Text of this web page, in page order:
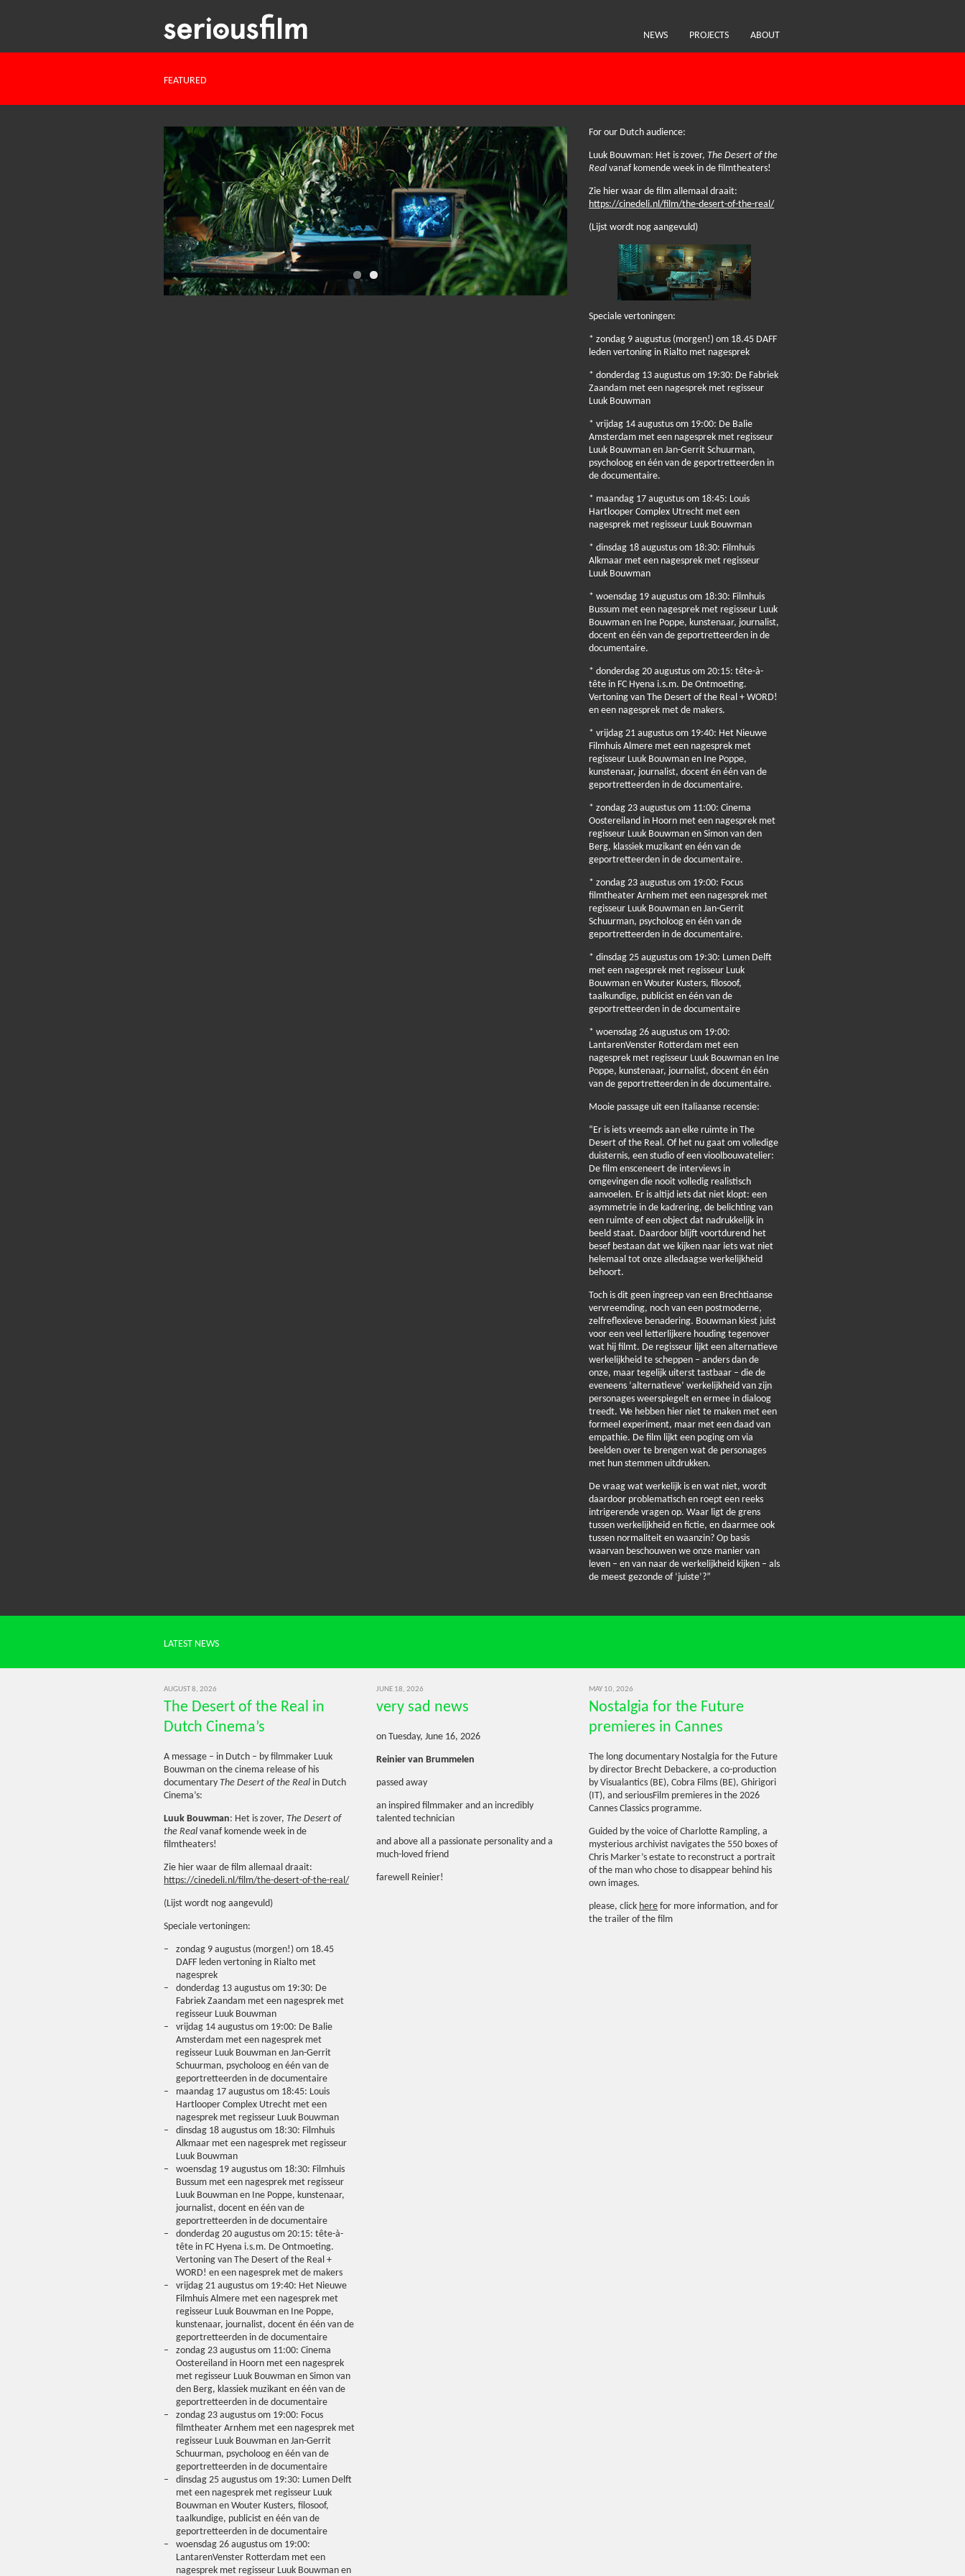
NEWS PROJECTS ABOUT
FEATURED
For our Dutch audience:
Luuk Bouwman: Het is zover, The Desert of the
Real vanaf komende week in de filmtheaters!
Zie hier waar de film allemaal draait:
https://cinedeli.nl/film/the-desert-of-the-real/
(Lijst wordt nog aangevuld)
Speciale vertoningen:
* zondag 9 augustus (morgen!) om 18.45 DAFF
leden vertoning in Rialto met nagesprek
* donderdag 13 augustus om 19:30: De Fabriek
Zaandam met een nagesprek met regisseur
Luuk Bouwman
* vrijdag 14 augustus om 19:00: De Balie
Amsterdam met een nagesprek met regisseur
Luuk Bouwman en Jan-Gerrit Schuurman,
psycholoog en één van de geportretteerden in
de documentaire.
* maandag 17 augustus om 18:45: Louis
Hartlooper Complex Utrecht met een
nagesprek met regisseur Luuk Bouwman
* dinsdag 18 augustus om 18:30: Filmhuis
Alkmaar met een nagesprek met regisseur
Luuk Bouwman
* woensdag 19 augustus om 18:30: Filmhuis
Bussum met een nagesprek met regisseur Luuk
Bouwman en Ine Poppe, kunstenaar, journalist,
docent en één van de geportretteerden in de
documentaire.
* donderdag 20 augustus om 20:15: tête-à-
tête in FC Hyena i.s.m. De Ontmoeting.
Vertoning van The Desert of the Real + WORD!
en een nagesprek met de makers.
* vrijdag 21 augustus om 19:40: Het Nieuwe
Filmhuis Almere met een nagesprek met
regisseur Luuk Bouwman en Ine Poppe,
kunstenaar, journalist, docent én één van de
geportretteerden in de documentaire.
* zondag 23 augustus om 11:00: Cinema
Oostereiland in Hoorn met een nagesprek met
regisseur Luuk Bouwman en Simon van den
Berg, klassiek muzikant en één van de
geportretteerden in de documentaire.
* zondag 23 augustus om 19:00: Focus
filmtheater Arnhem met een nagesprek met
regisseur Luuk Bouwman en Jan-Gerrit
Schuurman, psycholoog en één van de
geportretteerden in de documentaire.
* dinsdag 25 augustus om 19:30: Lumen Delft
met een nagesprek met regisseur Luuk
Bouwman en Wouter Kusters, filosoof,
taalkundige, publicist en één van de
geportretteerden in de documentaire
* woensdag 26 augustus om 19:00:
LantarenVenster Rotterdam met een
nagesprek met regisseur Luuk Bouwman en Ine
Poppe, kunstenaar, journalist, docent én één
van de geportretteerden in de documentaire.
Mooie passage uit een Italiaanse recensie:
“Er is iets vreemds aan elke ruimte in The
Desert of the Real. Of het nu gaat om volledige
duisternis, een studio of een vioolbouwatelier:
De film ensceneert de interviews in
omgevingen die nooit volledig realistisch
aanvoelen. Er is altijd iets dat niet klopt: een
asymmetrie in de kadrering, de belichting van
een ruimte of een object dat nadrukkelijk in
beeld staat. Daardoor blijft voortdurend het
besef bestaan dat we kijken naar iets wat niet
helemaal tot onze alledaagse werkelijkheid
behoort.
Toch is dit geen ingreep van een Brechtiaanse
vervreemding, noch van een postmoderne,
zelfreflexieve benadering. Bouwman kiest juist
voor een veel letterlijkere houding tegenover
wat hij filmt. De regisseur lijkt een alternatieve
werkelijkheid te scheppen – anders dan de
onze, maar tegelijk uiterst tastbaar – die de
eveneens ‘alternatieve’ werkelijkheid van zijn
personages weerspiegelt en ermee in dialoog
treedt. We hebben hier niet te maken met een
formeel experiment, maar met een daad van
empathie. De film lijkt een poging om via
beelden over te brengen wat de personages
met hun stemmen uitdrukken.
De vraag wat werkelijk is en wat niet, wordt
daardoor problematisch en roept een reeks
intrigerende vragen op. Waar ligt de grens
tussen werkelijkheid en fictie, en daarmee ook
tussen normaliteit en waanzin? Op basis
waarvan beschouwen we onze manier van
leven – en van naar de werkelijkheid kijken – als
de meest gezonde of ‘juiste’?”
LATEST NEWS
AUGUST 8, 2026
The Desert of the Real in
Dutch Cinema’s
A message – in Dutch – by filmmaker Luuk
Bouwman on the cinema release of his
documentary The Desert of the Real in Dutch
Cinema’s:
Luuk Bouwman: Het is zover, The Desert of
the Real vanaf komende week in de
filmtheaters!
Zie hier waar de film allemaal draait:
https://cinedeli.nl/film/the-desert-of-the-real/
(Lijst wordt nog aangevuld)
Speciale vertoningen:
zondag 9 augustus (morgen!) om 18.45
DAFF leden vertoning in Rialto met
nagesprek
donderdag 13 augustus om 19:30: De
Fabriek Zaandam met een nagesprek met
regisseur Luuk Bouwman
vrijdag 14 augustus om 19:00: De Balie
Amsterdam met een nagesprek met
regisseur Luuk Bouwman en Jan-Gerrit
Schuurman, psycholoog en één van de
geportretteerden in de documentaire
maandag 17 augustus om 18:45: Louis
Hartlooper Complex Utrecht met een
nagesprek met regisseur Luuk Bouwman
dinsdag 18 augustus om 18:30: Filmhuis
Alkmaar met een nagesprek met regisseur
Luuk Bouwman
woensdag 19 augustus om 18:30: Filmhuis
Bussum met een nagesprek met regisseur
Luuk Bouwman en Ine Poppe, kunstenaar,
journalist, docent en één van de
geportretteerden in de documentaire
donderdag 20 augustus om 20:15: tête-à-
tête in FC Hyena i.s.m. De Ontmoeting.
Vertoning van The Desert of the Real +
WORD! en een nagesprek met de makers
vrijdag 21 augustus om 19:40: Het Nieuwe
Filmhuis Almere met een nagesprek met
regisseur Luuk Bouwman en Ine Poppe,
kunstenaar, journalist, docent én één van de
geportretteerden in de documentaire
zondag 23 augustus om 11:00: Cinema
Oostereiland in Hoorn met een nagesprek
met regisseur Luuk Bouwman en Simon van
den Berg, klassiek muzikant en één van de
geportretteerden in de documentaire
zondag 23 augustus om 19:00: Focus
filmtheater Arnhem met een nagesprek met
regisseur Luuk Bouwman en Jan-Gerrit
Schuurman, psycholoog en één van de
geportretteerden in de documentaire
dinsdag 25 augustus om 19:30: Lumen Delft
met een nagesprek met regisseur Luuk
Bouwman en Wouter Kusters, filosoof,
taalkundige, publicist en één van de
geportretteerden in de documentaire
woensdag 26 augustus om 19:00:
LantarenVenster Rotterdam met een
nagesprek met regisseur Luuk Bouwman en
JUNE 18, 2026
very sad news
on Tuesday, June 16, 2026
Reinier van Brummelen
passed away
an inspired filmmaker and an incredibly
talented technician
and above all a passionate personality and a
much-loved friend
farewell Reinier!
MAY 10, 2026
Nostalgia for the Future
premieres in Cannes
The long documentary Nostalgia for the Future
by director Brecht Debackere, a co-production
by Visualantics (BE), Cobra Films (BE), Ghirigori
(IT), and seriousFilm premieres in the 2026
Cannes Classics programme.
Guided by the voice of Charlotte Rampling, a
mysterious archivist navigates the 550 boxes of
Chris Marker’s estate to reconstruct a portrait
of the man who chose to disappear behind his
own images.
please, click here for more information, and for
the trailer of the film